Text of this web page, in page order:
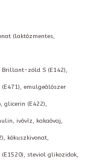
(laktózmentes,
Brillant-zöld S (E142),
emulgeálószer
glicerin (E422),
ivóvíz, kakaóvaj,
kókuszkivonat,
steviol glikozidok,